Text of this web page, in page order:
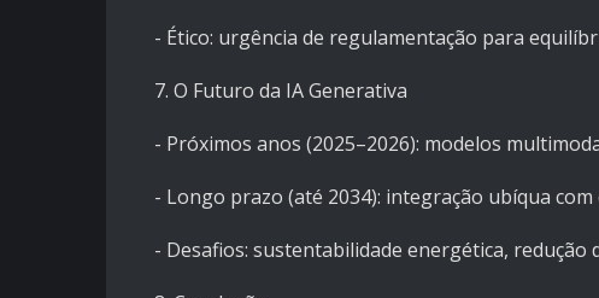
- Ético: urgência de regulamentação para
7. O Futuro da IA Generativa
- Próximos anos (2025–2026): modelos
- Longo prazo (até 2034): integração ubíqua com
- Desafios: sustentabilidade energética, redução